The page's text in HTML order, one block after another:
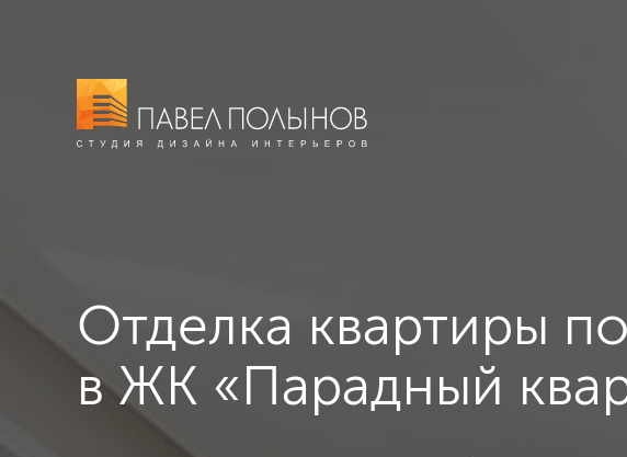
Отделка квартиры
в ЖК «Парадный